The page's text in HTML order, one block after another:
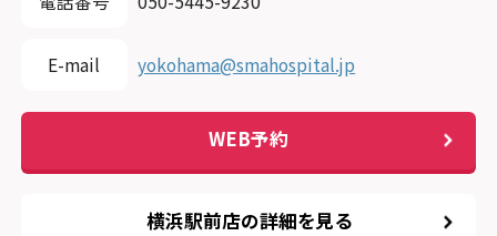
E-mail yokohama@smahospital.jp
WEB予約
横浜駅前店の詳細を見る